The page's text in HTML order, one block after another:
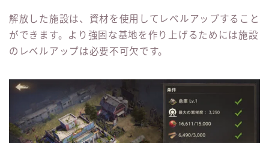
解放した施設は、資材を使用してレベルアップすること
ができます。より強固な基地を作り上げるためには施設
のレベルアップは必要不可欠です。